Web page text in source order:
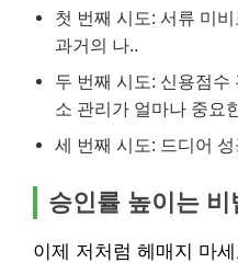
첫 번째 시도: 서류 미
과거의 나..
두 번째 시도: 신용점수
소 관리가 얼마나 중요
세 번째 시도: 드디어
승인률 높이는 비
이제 저처럼 헤매지 마